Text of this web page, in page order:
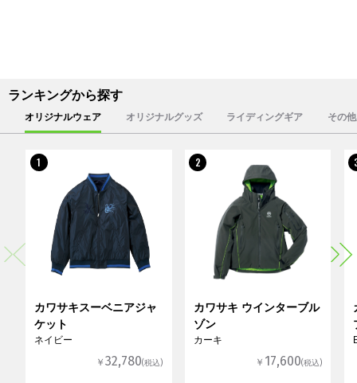
ランキングから探す
オリジナルウェア オリジナルグッズ ライディングギア その
1
カワサキスーベニアジャ
ケット
ネイビー
￥32,780(税込)
2
カワサキ ウインターブル
ゾン
カーキ
￥ 17,600(税込)